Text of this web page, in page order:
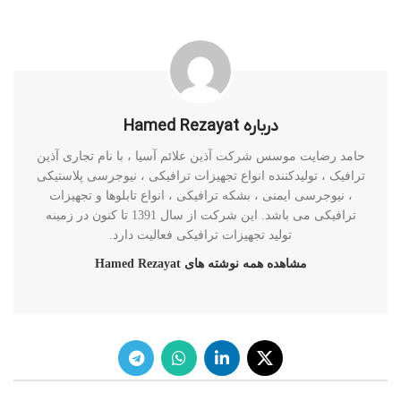
درباره Hamed Rezayat
حامد رضایت موسس شرکت آذین علائم آسیا ، با نام تجاری آذین
ترافیک ، تولیدکننده انواع تجهیزات ترافیکی ، نیوجرسی پلاستیکی
، نیوجرسی ایمنی ، بشکه ترافیکی ، انواع تابلوها و تجهیزات
ترافیکی می باشد. این شرکت از سال 1391 تا کنون در زمینه
تولید تجهیزات ترافیکی فعالیت دارد.
مشاهده همه نوشته های Hamed Rezayat